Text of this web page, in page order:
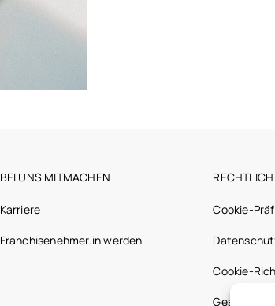
BEI UNS MITMACHEN
Karriere
Franchisenehmer.in werden
RECHTLICH
Cookie-
Cookie-
Gesetzliche